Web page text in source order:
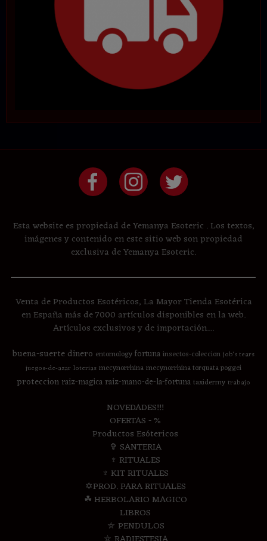
Esta website es propiedad de Yemanya Esoteric . Los textos,
imágenes y contenido en este sitio web son propiedad
exclusiva de Yemanya Esoteric.
Venta de Productos Esotéricos, La Mayor Tienda Esotérica
en España más de 7000 artículos disponibles en la web.
Artículos exclusivos y de importación....
buena-suertedinero entomologyfortunainsectos-coleccion job's tears
juegos-de-azar loterias mecynorrhinamecynorrhina torquata poggei
proteccion raiz-magica raiz-mano-de-la-fortunataxidermy trabajo
NOVEDADES!!!
OFERTAS - %
Productos Esótericos
✞ SANTERIA
♆ RITUALES
♆ KIT RITUALES
✡PROD. PARA RITUALES
☘ HERBOLARIO MAGICO
LIBROS
⛤ PENDULOS